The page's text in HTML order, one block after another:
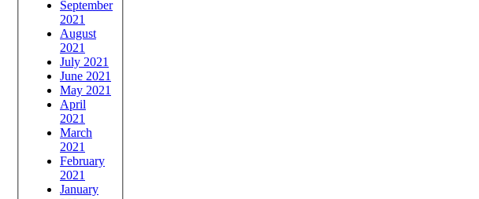
September
2021
August
2021
July 2021
June 2021
May 2021
April
2021
March
2021
February
2021
January